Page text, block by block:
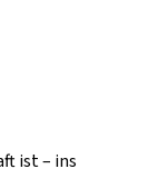
ist – ins